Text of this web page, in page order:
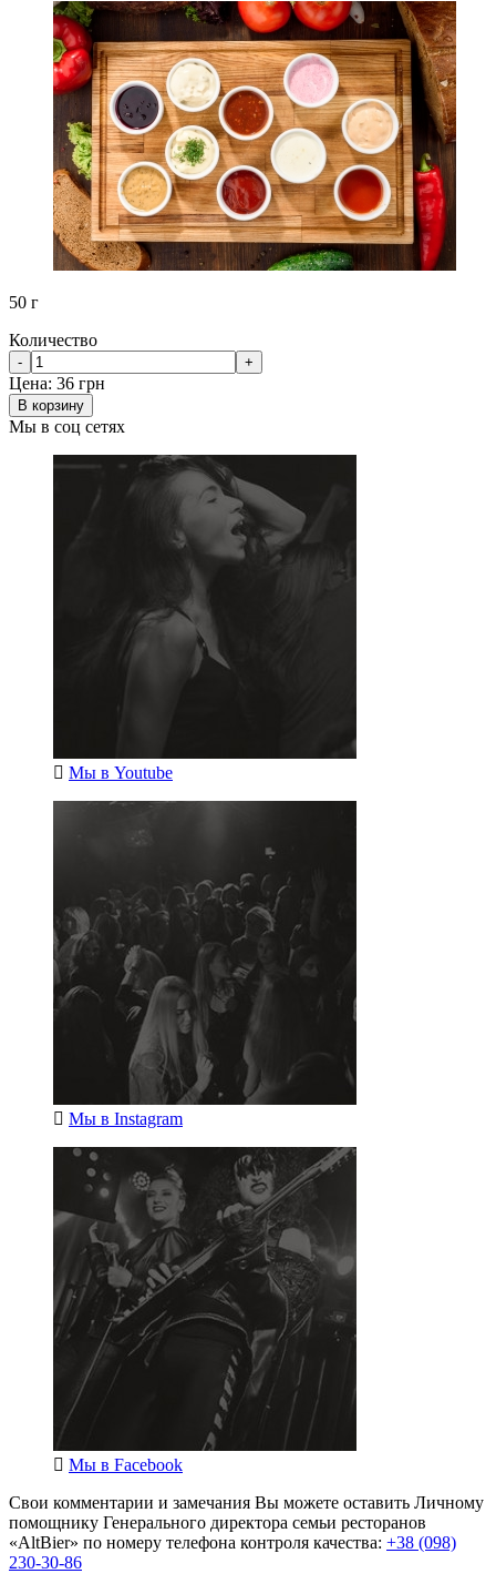
50 г
Количество
- +
Цена: 36 грн
В корзину
Мы в соц сетях
Мы в Youtube
Мы в Instagram
Мы в Facebook
Свои комментарии и замечания Вы можете оставить Личному
помощнику Генерального директора семьи ресторанов
«AltBier» по номеру телефона контроля качества: +38 (098)
230-30-86